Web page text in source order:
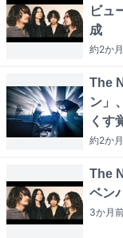
ビュ
成
約2か月
The
ン」
くす
約2か月
The
ベン
3か月